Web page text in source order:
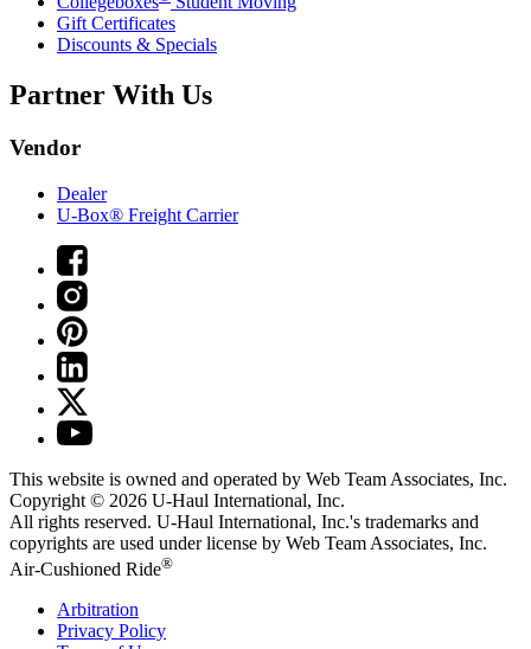
Gift Certificates
Discounts & Specials
Partner With Us
Vendor
Dealer
U-Box® Freight Carrier
This website is owned and operated by Web Team Associates, Inc.
Copyright © 2026 U-Haul International, Inc.
All rights reserved. U-Haul International, Inc.'s trademarks and
copyrights are used under license by Web Team Associates, Inc.
Air-Cushioned Ride®
Arbitration
Privacy Policy